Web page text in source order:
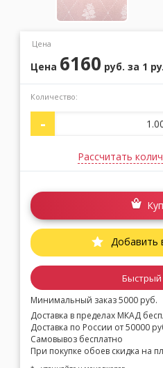
Цена
Цена 6160 руб. за 1
Количество:
-
Рассчитать
Добавить
Быстрый
Минимальный заказ 5000 руб.
Доставка в пределах МКАД
Доставка по России от 50000
Самовывоз бесплатно
При покупке обоев скидка на